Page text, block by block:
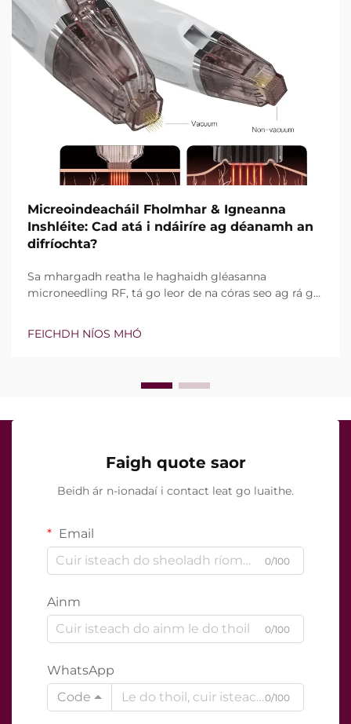
Micreoindeacháil Fholmhar & Igneanna
Inshléite: Cad atá i ndáiríre ag déanamh an
difríochta?
Sa mhargadh reatha le haghaidh gléasanna
microneedling RF, tá go leor de na córas seo ag rá go
Áfach, níl an cheist fíor i ndáiríre an bhfuil na gnéithe
seo ann nó nach bhfuil, ach conas a oibríonn siad go
FEICHDH NÍOS MHÓ
Faigh quote saor
Beidh ár n-ionadaí i contact leat go luaithe.
Email
0/100
Ainm
0/100
WhatsApp
Code
0/100